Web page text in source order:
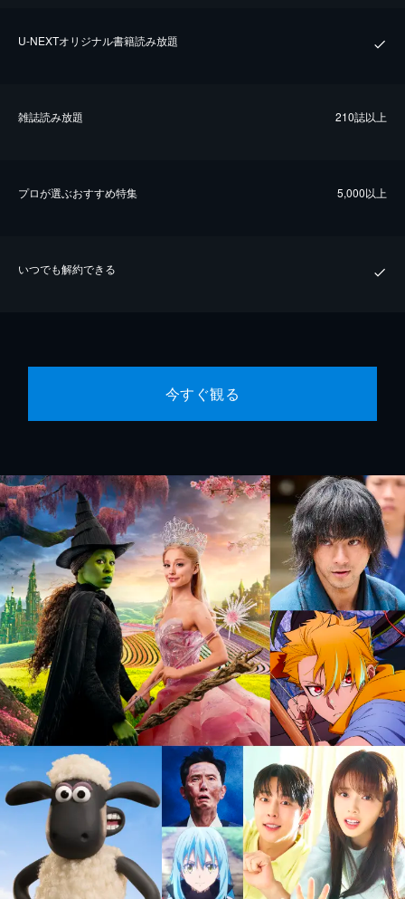
U-NEXTオリジナル書籍読み放題
雑誌読み放題 210誌以上
プロが選ぶおすすめ特集 5,000以上
いつでも解約できる
今すぐ観る